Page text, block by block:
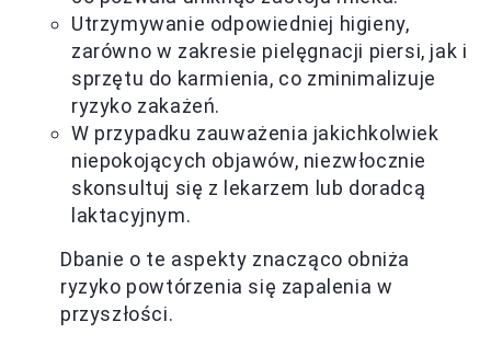
Utrzymywanie odpowiedniej higieny,
zarówno w zakresie pielęgnacji piersi, jak i
sprzętu do karmienia, co zminimalizuje
ryzyko zakażeń.
W przypadku zauważenia jakichkolwiek
niepokojących objawów, niezwłocznie
skonsultuj się z lekarzem lub doradcą
laktacyjnym.
Dbanie o te aspekty znacząco obniża
ryzyko powtórzenia się zapalenia w
przyszłości.